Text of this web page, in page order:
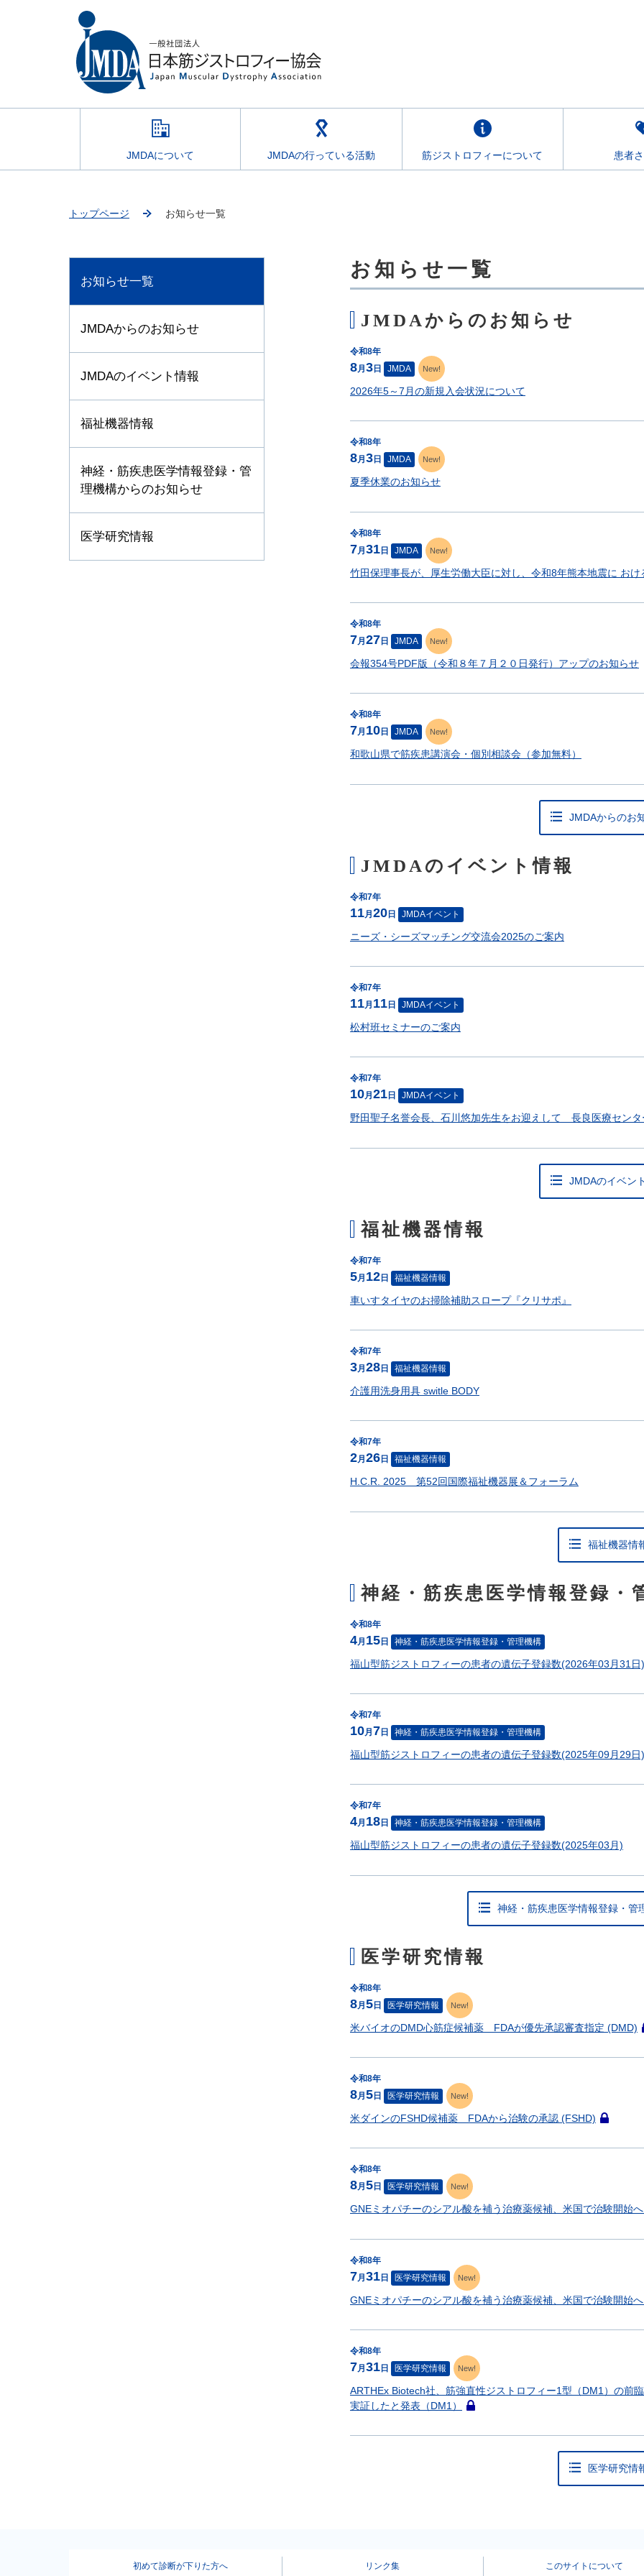
JMDAについて JMDAの行っている活動 筋ジストロフィーについて 患者
トップページ お知らせ一覧
お知らせ一覧
JMDAからのお知らせ
JMDAのイベント情報
福祉機器情報
神経・筋疾患医学情報登録・管
理機構からのお知らせ
医学研究情報
こ
こ
ら
で
す。
お知らせ一覧
JMDAからのお知らせ
令和8年
8月 3日 JMDA New!
2026年5～7月の新規入会状況について
令和8年
8月 3日 JMDA New!
夏季休業のお知らせ
令和8年
7月31日 JMDA New!
竹田保理事長が、厚生労働大臣に対し、令和8年熊本地震に お
令和8年
7月 27 日 JMDA New!
会報354号PDF版（令和８年７月２０日発行）アップのお知らせ
令和8年
7月 10日 JMDA New!
和歌山県で筋疾患講演会・個別相談会（参加無料）
JMDAからのお
JMDAのイベント情報
令和7年
11月20日 JMDAイベント
ニーズ・シーズマッチング交流会2025のご案内
令和7年
11月 11日 JMDAイベント
松村班セミナーのご案内
令和7年
10月 21日 JMDAイベント
野田聖子名誉会長、石川悠加先生をお迎えして 長良医療セン
JMDAのイベン
福祉機器情報
令和7年
5月 12日 福祉機器情報
車いすタイヤのお掃除補助スロープ『クリサポ』
令和7年
3月 28日 福祉機器情報
介護用洗身用具 switle BODY
令和7年
2月 26日 福祉機器情報
H.C.R. 2025 第52回国際福祉機器展＆フォーラム
福祉機器情
神経・筋疾患医学情報登録・
令和8年
4月 15日 神経・筋疾患医学情報登録・管理機構
福山型筋ジストロフィーの患者の遺伝子登録数(2026年03月31日)
令和7年
10月7日 神経・筋疾患医学情報登録・管理機構
福山型筋ジストロフィーの患者の遺伝子登録数(2025年09月29日)
令和7年
4月 18日 神経・筋疾患医学情報登録・管理機構
福山型筋ジストロフィーの患者の遺伝子登録数(2025年03月)
神経・筋疾患医学情報登録 ・管
医学研究情報
令和8年
8月5日 医学研究情報 New!
米バイオのDMD心筋症候補薬 FDAが優先承認審査指定 (DMD)
令和8年
8月5日 医学研究情報 New!
米ダインのFSHD候補薬 FDAから治験の承認 (FSHD)
会
令和8年
8月 5日 医学研究情報 New!
GNEミオパチーのシアル酸を補う治療薬候補、米国で治験開始
令和8年
7月31日 医学研究情報 New!
GNEミオパチーのシアル酸を補う治療薬候補、米国で治験開始
令和8年
7月31日 医学研究情報 New!
ARTHEx Biotech社、筋強直性ジストロフィー1型（DM1）の前
実証したと発表（DM1）
医学研究情
初めて診断が下りた方へ リンク集 このサイトについて